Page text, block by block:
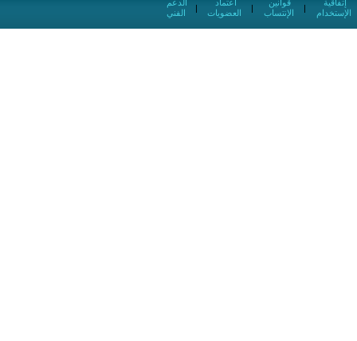
الفني
|
العضويات
|
الإنتساب
|
الإستخدام